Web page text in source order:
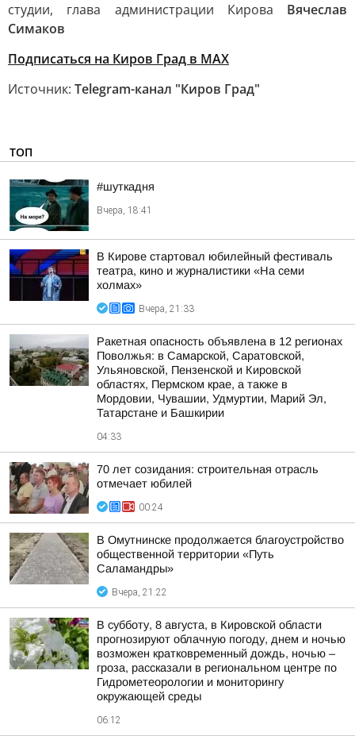
студии, глава администрации Кирова Вячеслав
Симаков
Подписаться на Киров Град в МАХ
Источник: Telegram-канал "Киров Град"
ТОП
#шуткадня
Вчера, 18:41
В Кирове стартовал юбилейный фестиваль
театра, кино и журналистики «На семи
холмах»
Вчера, 21:33
Ракетная опасность объявлена в 12 регионах
Поволжья: в Самарской, Саратовской,
Ульяновской, Пензенской и Кировской
областях, Пермском крае, а также в
Мордовии, Чувашии, Удмуртии, Марий Эл,
Татарстане и Башкирии
04:33
70 лет созидания: строительная отрасль
отмечает юбилей
00:24
В Омутнинске продолжается благоустройство
общественной территории «Путь
Саламандры»
Вчера, 21:22
В субботу, 8 августа, в Кировской области
прогнозируют облачную погоду, днем и ночью
возможен кратковременный дождь, ночью –
гроза, рассказали в региональном центре по
Гидрометеорологии и мониторингу
окружающей среды
06:12